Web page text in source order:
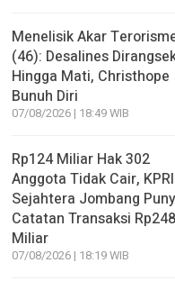
Menelisik Akar
(46): Desalines
Hingga Mati, Christhope
Bunuh Diri
07/08/2026 | 18:49 WIB
Rp124 Miliar Hak 302
Anggota Tidak Cair, KPRI
Sejahtera Jombang
Catatan Transaksi Rp248
Miliar
07/08/2026 | 18:19 WIB